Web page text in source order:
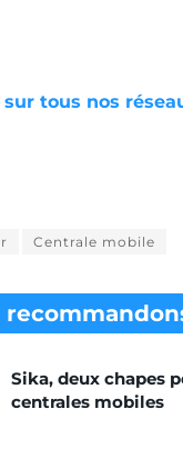
tous nos
Centrale mobile
Sika, deux chapes
centrales mobiles